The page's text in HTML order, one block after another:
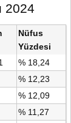
2024
Nüfus
Yüzdesi
% 18,24
% 12,23
% 12,09
% 11,27